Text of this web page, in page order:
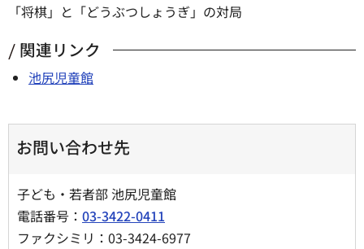
「将棋」と「どうぶつしょうぎ」の対局
関連リンク
池尻児童館
お問い合わせ先
子ども・若者部 池尻児童館
電話番号： 03-3422-0411
ファクシミリ：03-3424-6977